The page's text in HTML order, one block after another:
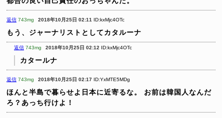
返信 743mg 2018年10月25日 02:11 ID:kxMjc4OTc
もう、ジャーナリストとしてカタルーナ
返信 743mg 2018年10月25日 02:12 ID:kxMjc4OTc
カタールナ
返信 743mg 2018年10月25日 02:17 ID:YxMTE5MDg
ほんと半島で暮らせよ日本に近寄るな。
お前は韓国人なんだ
ろ？あっち行けよ！